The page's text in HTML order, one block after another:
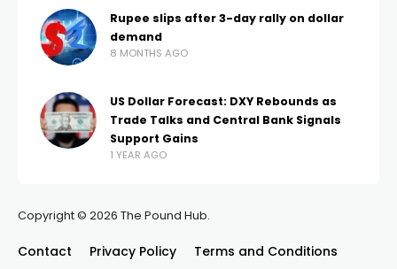
Rupee slips after 3-day rally on dollar
demand
8 MONTHS AGO
US Dollar Forecast: DXY Rebounds as
Trade Talks and Central Bank Signals
Support Gains
1 YEAR AGO
Copyright © 2026 The Pound Hub.
Contact Privacy Policy Terms and Conditions